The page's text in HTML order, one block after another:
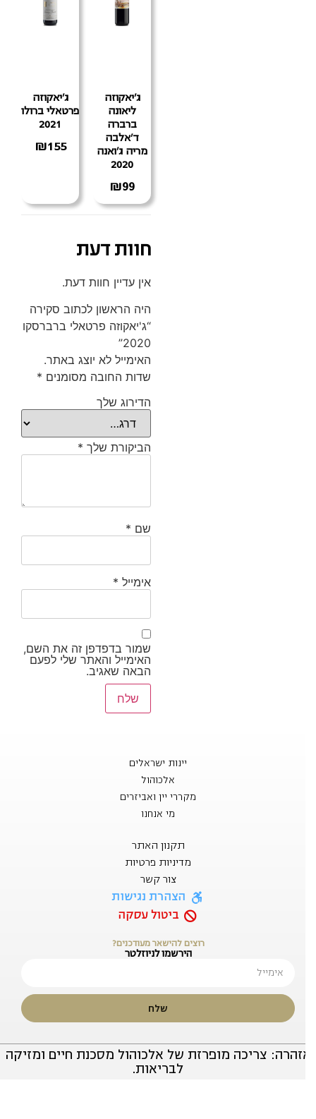
ג'יאקוזה
ליאונה
ברברה
ד'אלבה
מריה ג'ואנה
2020
₪99
ג'יאקוזה
פרטאלי ברולו
2021
₪155
חוות דעת
אין עדיין חוות דעת.
היה הראשון לכתוב סקירה
“ג'יאקוזה פרטאלי ברברסקו
2020”
האימייל לא יוצג באתר.
שדות החובה מסומנים*
הדירוג שלך
הביקורת שלך*
שם*
אימייל*
שמור בדפדפן זה את השם,
האימייל והאתר שלי לפעם
הבאה שאגיב.
יינות ישראלים
אלכוהול
מקררי יין ואביזרים
מי אנחנו
תקנון האתר
מדיניות פרטיות
צור קשר
הצהרת נגישות
ביטול עסקה
רוצים להישאר מעודכנים?
הירשמו לניוזלטר
שלח
צריכה מופרזת של אלכוהול מסכנת חיים ומזיקה
לבריאות.